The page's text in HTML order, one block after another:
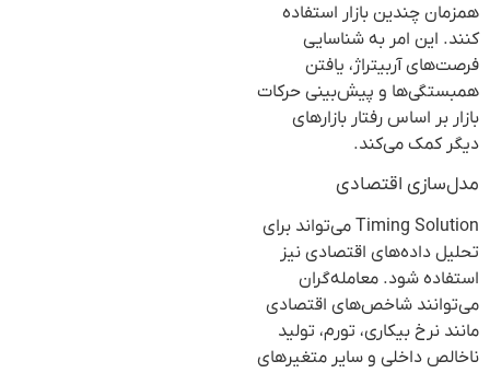
همزمان چندین بازار استفاده
کنند. این امر به شناسایی
فرصت‌های آربیتراژ، یافتن
همبستگی‌ها و پیش‌بینی حرکات
بازار بر اساس رفتار بازارهای
دیگر کمک می‌کند.
مدل‌سازی اقتصادی
Timing Solution می‌تواند برای
تحلیل داده‌های اقتصادی نیز
استفاده شود. معامله‌گران
می‌توانند شاخص‌های اقتصادی
مانند نرخ بیکاری، تورم، تولید
ناخالص داخلی و سایر متغیرهای